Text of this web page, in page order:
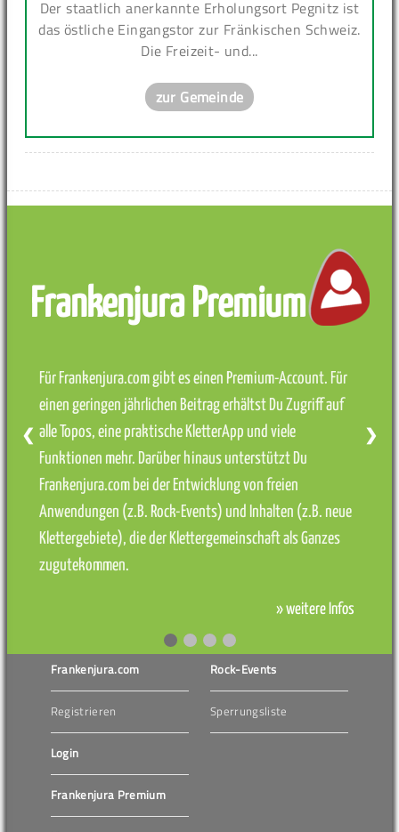
Der staatlich anerkannte Erholungsort Pegnitz ist
das östliche Eingangstor zur Fränkischen Schweiz.
Die Freizeit- und...
zur Gemeinde
Frankenjura Premium
Für Frankenjura.com gibt es einen Premium-Account. Für
einen geringen jährlichen Beitrag erhältst Du Zugriff auf
alle Topos, eine praktische KletterApp und viele
Funktionen mehr. Darüber hinaus unterstützt Du
Frankenjura.com bei der Entwicklung von freien
Anwendungen (z.B. Rock-Events) und Inhalten (z.B. neue
Klettergebiete), die der Klettergemeinschaft als Ganzes
zugutekommen.
» weitere Infos
❮ ❯
Frankenjura.com
Registrieren
Login
Frankenjura Premium
Rock-Events
Sperrungsliste